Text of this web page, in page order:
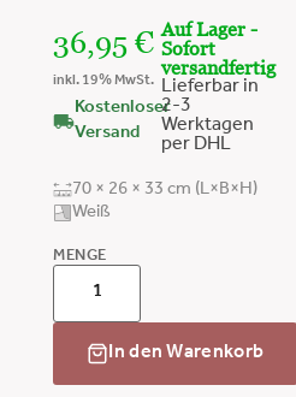
36,95€
inkl. 19% MwSt.
Kostenloser
Versand
Auf Lager -
Sofort
versandfertig
Lieferbar in
2-3
Werktagen
per DHL
70 × 26 × 33 cm (L×B×H)
Weiß
MENGE
In den Warenkorb